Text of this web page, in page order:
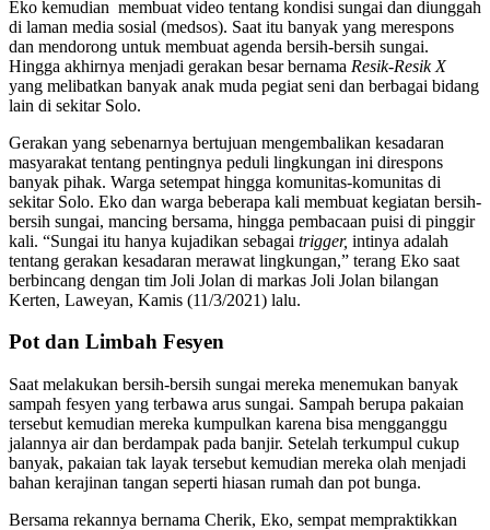
Eko kemudian membuat video tentang kondisi sungai dan diunggah
di laman media sosial (medsos). Saat itu banyak yang merespons
dan mendorong untuk membuat agenda bersih-bersih sungai.
Hingga akhirnya menjadi gerakan besar bernama Resik-Resik X
yang melibatkan banyak anak muda pegiat seni dan berbagai bidang
lain di sekitar Solo.
Gerakan yang sebenarnya bertujuan mengembalikan kesadaran
masyarakat tentang pentingnya peduli lingkungan ini direspons
banyak pihak. Warga setempat hingga komunitas-komunitas di
sekitar Solo. Eko dan warga beberapa kali membuat kegiatan bersih-
bersih sungai, mancing bersama, hingga pembacaan puisi di pinggir
kali. “Sungai itu hanya kujadikan sebagai trigger, intinya adalah
tentang gerakan kesadaran merawat lingkungan,” terang Eko saat
berbincang dengan tim Joli Jolan di markas Joli Jolan bilangan
Kerten, Laweyan, Kamis (11/3/2021) lalu.
Pot dan Limbah Fesyen
Saat melakukan bersih-bersih sungai mereka menemukan banyak
sampah fesyen yang terbawa arus sungai. Sampah berupa pakaian
tersebut kemudian mereka kumpulkan karena bisa mengganggu
jalannya air dan berdampak pada banjir. Setelah terkumpul cukup
banyak, pakaian tak layak tersebut kemudian mereka olah menjadi
bahan kerajinan tangan seperti hiasan rumah dan pot bunga.
Bersama rekannya bernama Cherik, Eko, sempat mempraktikkan